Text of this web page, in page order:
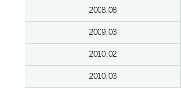
2008.08
2009.03
2010.02
2010.03